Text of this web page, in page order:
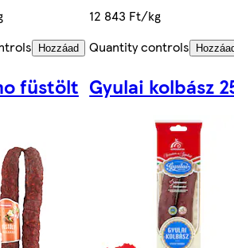
Hozzáad
12 843 Ft/kg
Quantity controls
füstölt Gyulai kolbász